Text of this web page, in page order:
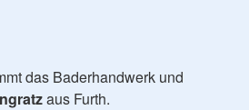
das Baderhandwerk und
aus Furth.